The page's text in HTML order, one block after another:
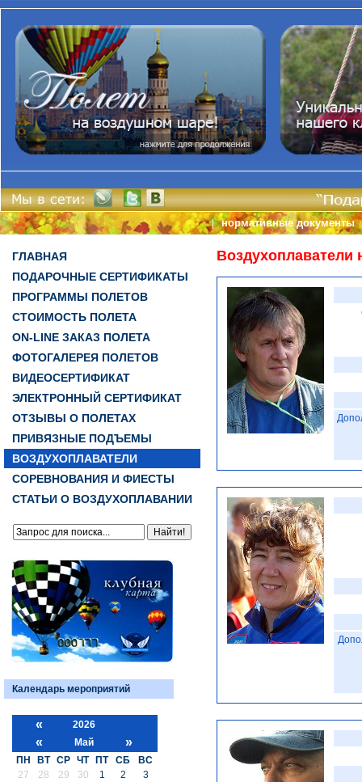
|нормативные документы
ГЛАВНАЯ
ПОДАРОЧНЫЕ СЕРТИФИКАТЫ
ПРОГРАММЫ ПОЛЕТОВ
СТОИМОСТЬ ПОЛЕТА
ON-LINE ЗАКАЗ ПОЛЕТА
ФОТОГАЛЕРЕЯ ПОЛЕТОВ
ВИДЕОСЕРТИФИКАТ
ЭЛЕКТРОННЫЙ СЕРТИФИКАТ
ОТЗЫВЫ О ПОЛЕТАХ
ПРИВЯЗНЫЕ ПОДЪЕМЫ
ВОЗДУХОПЛАВАТЕЛИ
СОРЕВНОВАНИЯ И ФИЕСТЫ
СТАТЬИ О ВОЗДУХОПЛАВАНИИ
Календарь мероприятий
« 2026
« Май »
ПН ВТ СР ЧТ ПТ СБ
ВС
27
28 29 30 1 2
3
Воздухоплаватели